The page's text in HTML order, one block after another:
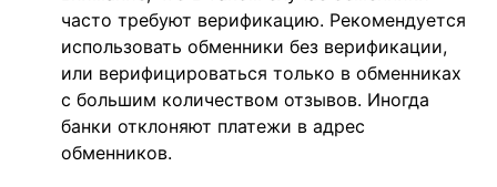
часто требуют верификацию. Рекомендуется
использовать обменники без верификации,
или верифицироваться только в обменниках
с большим количеством отзывов. Иногда
банки отклоняют платежи в адрес
обменников.